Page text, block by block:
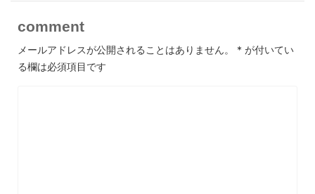
comment
メールアドレスが公開されることはありません。 * が付いてい
る欄は必須項目です